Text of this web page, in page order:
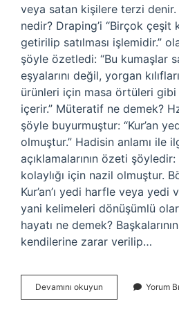
veya satan kişilere terzi denir.
nedir? Draping’i “Birçok çeşit
getirilip satılması işlemidir.”
şöyle özetledi: “Bu kumaşlar
eşyalarını değil, yorgan
ürünleri için masa örtüleri
içerir.” Müteratif ne demek?
şöyle buyurmuştur: “Kur’an
olmuştur.” Hadisin anlamı ile
açıklamalarının özeti
kolaylığı için nazil olmuştur.
Kur’an’ı yedi harfle veya
yani kelimeleri dönüşümlü
hayatı ne demek?
kendilerine zarar verilip…
Devamını okuyun Manıfatura
Ne
Yorum